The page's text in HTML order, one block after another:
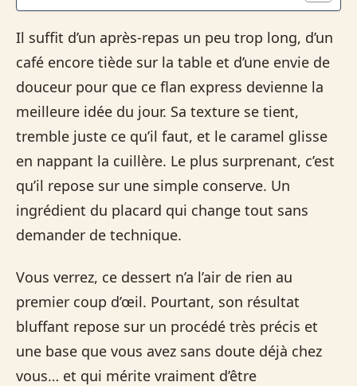
Il suffit d’un après-repas un peu trop long, d’un
café encore tiède sur la table et d’une envie de
douceur pour que ce flan express devienne la
meilleure idée du jour. Sa texture se tient,
tremble juste ce qu’il faut, et le caramel glisse
en nappant la cuillère. Le plus surprenant, c’est
qu’il repose sur une simple conserve. Un
ingrédient du placard qui change tout sans
demander de technique.
Vous verrez, ce dessert n’a l’air de rien au
premier coup d’œil. Pourtant, son résultat
bluffant repose sur un procédé très précis et
une base que vous avez sans doute déjà chez
vous… et qui mérite vraiment d’être